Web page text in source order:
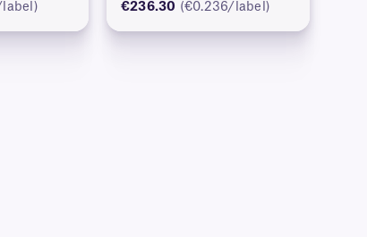
label) €236.30 (€0.236/label)